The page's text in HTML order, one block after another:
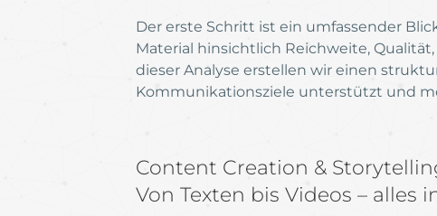
Der erste Schritt ist ein umfassender
Material hinsichtlich Reichweite,
dieser Analyse erstellen wir einen
Kommunikationsziele unterstützt und
Content Creation &
Von Texten bis Videos – alles